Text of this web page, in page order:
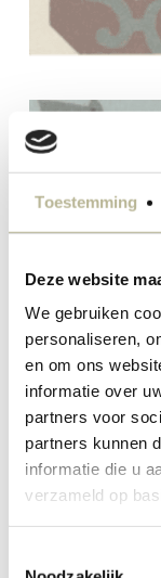
Toestemming
Deze website
We gebruiken
personaliseren,
en om ons
informatie over
partners voor
partners kunnen
informatie die u
verzameld op